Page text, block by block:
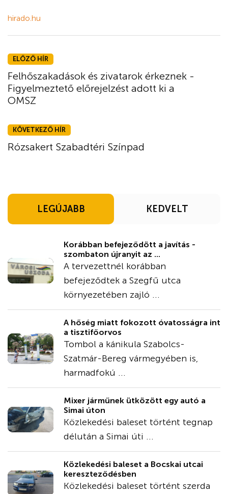
hirado.hu
ELŐZŐ HÍR
Felhőszakadások és zivatarok érkeznek -
Figyelmeztető előrejelzést adott ki a
OMSZ
KÖVETKEZŐ HÍR
Rózsakert Szabadtéri Színpad
LEGÚJABB KEDVELT
Korábban befejeződött a javítás -
szombaton újranyit az ...
A tervezettnél korábban
befejeződtek a Szegfű utca
környezetében zajló ...
A hőség miatt fokozott óvatosságra int
a tisztifőorvos
Tombol a kánikula Szabolcs-
Szatmár-Bereg vármegyében is,
harmadfokú ...
Mixer járműnek ütközött egy autó a
Simai úton
Közlekedési baleset történt tegnap
délután a Simai úti ...
Közlekedési baleset a Bocskai utcai
kereszteződésben
Közlekedési baleset történt szerda